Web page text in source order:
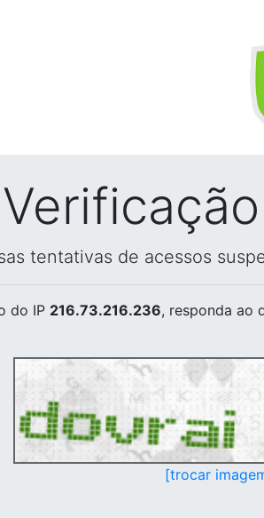
tentativas de acessos
do IP 216.73.216.236, responda ao
[trocar